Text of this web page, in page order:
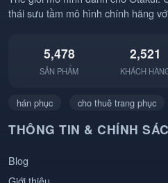
thái sưu tầm mô hình chính hãng
5,478
SẢN PHẨM
2,521
KHÁCH
hán phục cho thuê trang phục
THÔNG TIN & CHÍNH
Blog